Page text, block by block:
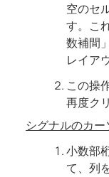
空のセ
す。こ
数補間
レイア
この操
再度ク
シグナルのカ
小数部
て、列